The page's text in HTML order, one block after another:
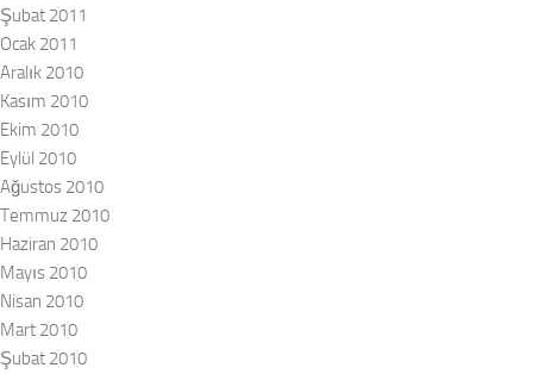
Şubat 2011
Ocak 2011
Aralık 2010
Kasım 2010
Ekim 2010
Eylül 2010
Ağustos 2010
Temmuz 2010
Haziran 2010
Mayıs 2010
Nisan 2010
Mart 2010
Şubat 2010